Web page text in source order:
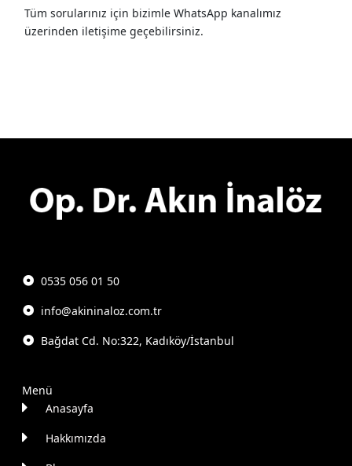
Tüm sorularınız için bizimle WhatsApp kanalımız
üzerinden iletişime geçebilirsiniz.
0535 056 01 50
info@akininaloz.com.tr
Bağdat Cd. No:322, Kadıköy/İstanbul
Menü
Anasayfa
Hakkımızda